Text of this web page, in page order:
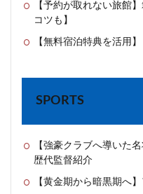
【予約が取れない旅館
コツも】
【無料宿泊特典を活用
SPORTS
【強豪クラブへ導いた
歴代監督紹介
【黄金期から暗黒期へ